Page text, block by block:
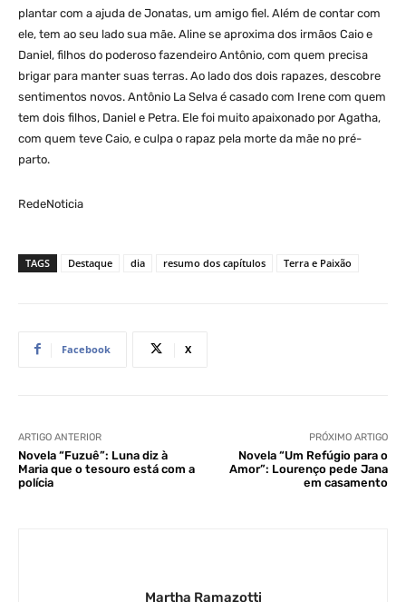
plantar com a ajuda de Jonatas, um amigo fiel. Além de contar com
ele, tem ao seu lado sua mãe. Aline se aproxima dos irmãos Caio e
Daniel, filhos do poderoso fazendeiro Antônio, com quem precisa
brigar para manter suas terras. Ao lado dos dois rapazes, descobre
sentimentos novos. Antônio La Selva é casado com Irene com quem
tem dois filhos, Daniel e Petra. Ele foi muito apaixonado por Agatha,
com quem teve Caio, e culpa o rapaz pela morte da mãe no pré-
parto.
RedeNoticia
TAGS Destaque dia resumo dos capítulos Terra e Paixão
Facebook X
ARTIGO ANTERIOR
Novela “Fuzuê”: Luna diz à
Maria que o tesouro está com a
polícia
PRÓXIMO ARTIGO
Novela “Um Refúgio para o
Amor”: Lourenço pede Jana
em casamento
Martha Ramazotti